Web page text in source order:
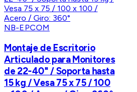
NB-EPCOM
Montaje de Escritorio
Articulado para Monitores
de 22-40" / Soporta hasta
15 kg / Vesa 75 x 75 / 100